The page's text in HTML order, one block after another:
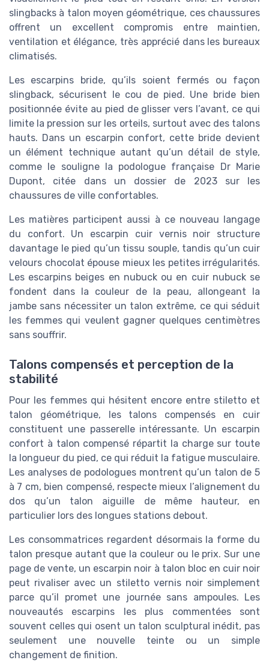
slingbacks à talon moyen géométrique, ces chaussures
offrent un excellent compromis entre maintien,
ventilation et élégance, très apprécié dans les bureaux
climatisés.
Les escarpins bride, qu’ils soient fermés ou façon
slingback, sécurisent le cou de pied. Une bride bien
positionnée évite au pied de glisser vers l’avant, ce qui
limite la pression sur les orteils, surtout avec des talons
hauts. Dans un escarpin confort, cette bride devient
un élément technique autant qu’un détail de style,
comme le souligne la podologue française Dr Marie
Dupont, citée dans un dossier de 2023 sur les
chaussures de ville confortables.
Les matières participent aussi à ce nouveau langage
du confort. Un escarpin cuir vernis noir structure
davantage le pied qu’un tissu souple, tandis qu’un cuir
velours chocolat épouse mieux les petites irrégularités.
Les escarpins beiges en nubuck ou en cuir nubuck se
fondent dans la couleur de la peau, allongeant la
jambe sans nécessiter un talon extrême, ce qui séduit
les femmes qui veulent gagner quelques centimètres
sans souffrir.
Talons compensés et perception de la
stabilité
Pour les femmes qui hésitent encore entre stiletto et
talon géométrique, les talons compensés en cuir
constituent une passerelle intéressante. Un escarpin
confort à talon compensé répartit la charge sur toute
la longueur du pied, ce qui réduit la fatigue musculaire.
Les analyses de podologues montrent qu’un talon de 5
à 7 cm, bien compensé, respecte mieux l’alignement du
dos qu’un talon aiguille de même hauteur, en
particulier lors des longues stations debout.
Les consommatrices regardent désormais la forme du
talon presque autant que la couleur ou le prix. Sur une
page de vente, un escarpin noir à talon bloc en cuir noir
peut rivaliser avec un stiletto vernis noir simplement
parce qu’il promet une journée sans ampoules. Les
nouveautés escarpins les plus commentées sont
souvent celles qui osent un talon sculptural inédit, pas
seulement une nouvelle teinte ou un simple
changement de finition.